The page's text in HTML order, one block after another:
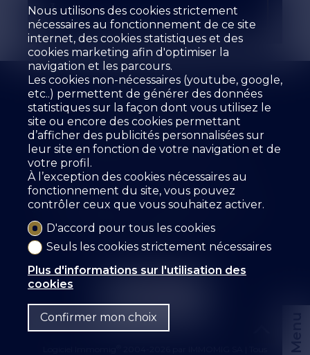
Menu
3
L'agence À vendre
À louer
Estimer votre bien
Prestations
Les collaborateurs
Location
Contact
SZ IMMOBILIER SA
Route des Fontanettes 12
3968 Veyras
Tél. +41 27 456 57 57
info@sz-immo.ch
Nous utilisons des cookies strictement
nécessaires au fonctionnement de ce site
internet, des cookies statistiques et des
cookies marketing afin d'optimiser la
navigation et les parcours.
Les cookies non-nécessaires (youtube, google,
etc..) permettent de générer des données
statistiques sur la façon dont vous utilisez le
site ou encore des cookies permettant
d’afficher des publicités personnalisées sur
leur site en fonction de votre navigation et de
votre profil.
À l’exception des cookies nécessaires au
fonctionnement du site, vous pouvez
contrôler ceux que vous souhaitez activer.
D'accord pour tous les cookies
Seuls les cookies strictement nécessaires
Plus d'informations sur l'utilisation des
cookies
Confirmer mon choix